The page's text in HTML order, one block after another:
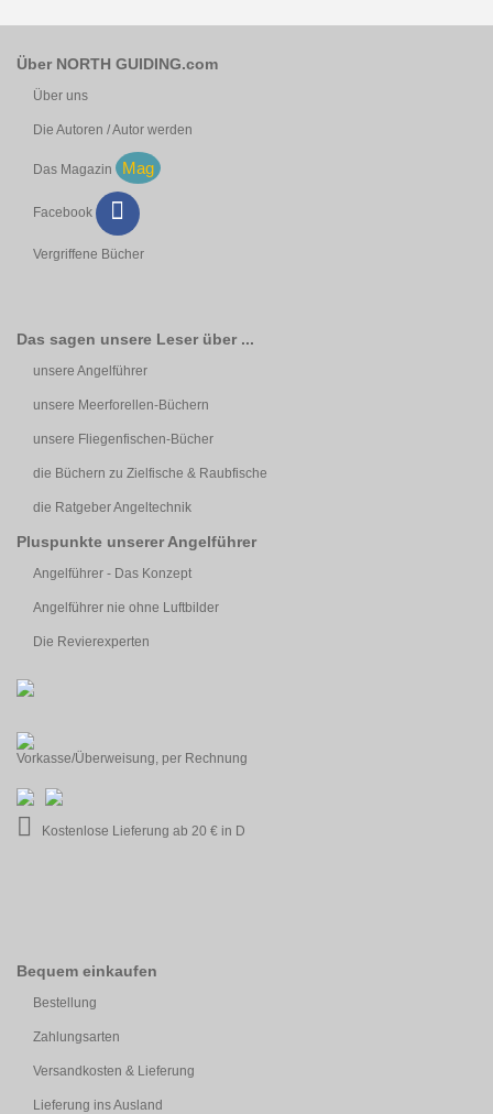
Über NORTH GUIDING.com
Über uns
Die Autoren / Autor werden
Das Magazin Mag
Facebook
Vergriffene Bücher
Das sagen unsere Leser über ...
unsere Angelführer
unsere Meerforellen-Büchern
unsere Fliegenfischen-Bücher
die Büchern zu Zielfische & Raubfische
die Ratgeber Angeltechnik
Pluspunkte unserer Angelführer
Angelführer - Das Konzept
Angelführer nie ohne Luftbilder
Die Revierexperten
Vorkasse/Überweisung, per Rechnung
Kostenlose Lieferung ab 20 € in D
Bequem einkaufen
Bestellung
Zahlungsarten
Versandkosten & Lieferung
Lieferung ins Ausland